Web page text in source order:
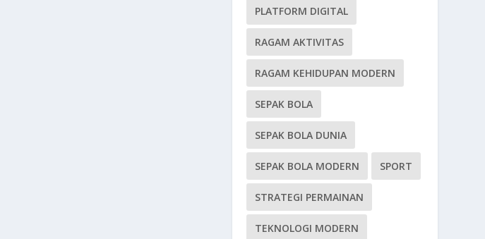
PLATFORM DIGITAL
RAGAM AKTIVITAS
RAGAM KEHIDUPAN MODERN
SEPAK BOLA
SEPAK BOLA DUNIA
SEPAK BOLA MODERN SPORT
STRATEGI PERMAINAN
TEKNOLOGI MODERN